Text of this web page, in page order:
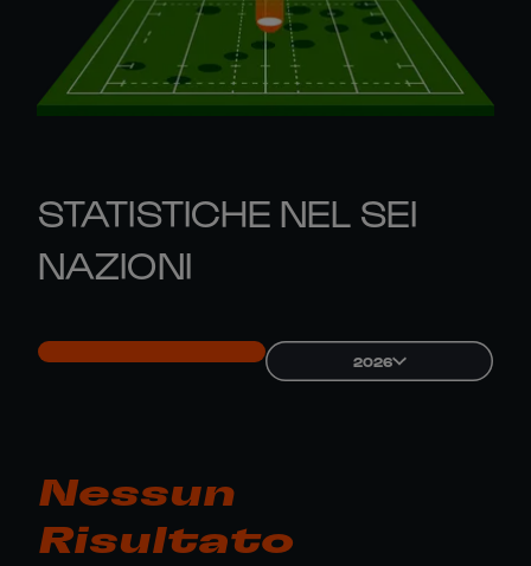
STATISTICHE NEL SEI
NAZIONI
2026
Nessun
Risultato